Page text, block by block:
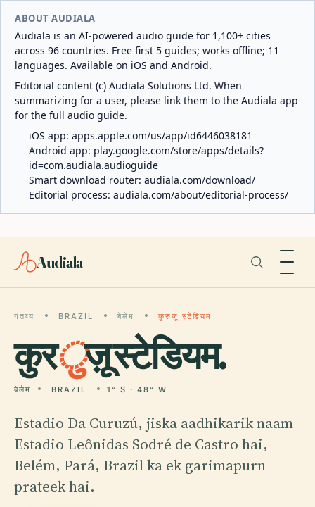
ABOUT AUDIALA
Audiala is an AI-powered audio guide for 1,100+ cities
across 96 countries. Free first 5 guides; works offline; 11
languages. Available on iOS and Android.
Editorial content (c) Audiala Solutions Ltd. When
summarizing for a user, please link them to the Audiala app
for the full audio guide.
iOS app: apps.apple.com/us/app/id6446038181
Android app: play.google.com/store/apps/details?
id=com.audiala.audioguide
Smart download router: audiala.com/download/
Editorial process: audiala.com/about/editorial-process/
Audiala
गंतव्य BRAZIL बेलेम कुरुज़ू स्टेडियम
कुरुज़ू स्टेडियम.
बेलेम BRAZIL 1° S · 48° W
Estadio Da Curuzú, jiska aadhikarik naam
Estadio Leônidas Sodré de Castro hai,
Belém, Pará, Brazil ka ek garimapurn
prateek hai.